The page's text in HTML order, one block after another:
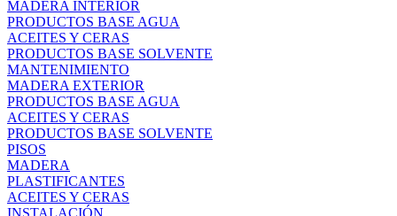
MADERA INTERIOR
PRODUCTOS BASE AGUA
ACEITES Y CERAS
PRODUCTOS BASE SOLVENTE
MANTENIMIENTO
MADERA EXTERIOR
PRODUCTOS BASE AGUA
ACEITES Y CERAS
PRODUCTOS BASE SOLVENTE
PISOS
MADERA
PLASTIFICANTES
ACEITES Y CERAS
INSTALACIÓN